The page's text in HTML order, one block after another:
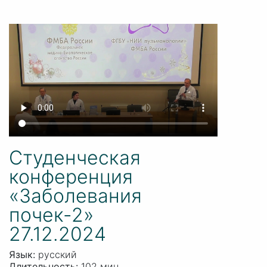
Студенческая
конференция
«Заболевания
почек-2»
27.12.2024
Язык: русский